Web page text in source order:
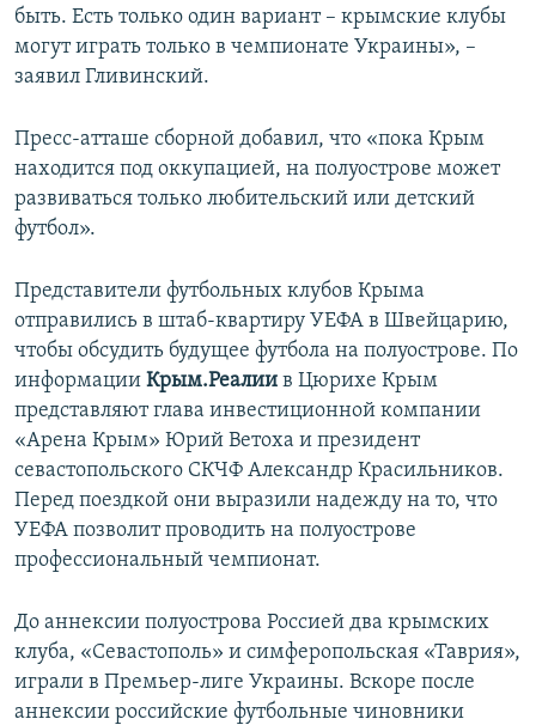
быть. Есть только один вариант – крымские клубы
могут играть только в чемпионате Украины», –
заявил Гливинский.
Пресс-атташе сборной добавил, что «пока Крым
находится под оккупацией, на полуострове может
развиваться только любительский или детский
футбол».
Представители футбольных клубов Крыма
отправились в штаб-квартиру УЕФА в Швейцарию,
чтобы обсудить будущее футбола на полуострове. По
информации Крым.Реалии в Цюрихе Крым
представляют глава инвестиционной компании
«Арена Крым» Юрий Ветоха и президент
севастопольского СКЧФ Александр Красильников.
Перед поездкой они выразили надежду на то, что
УЕФА позволит проводить на полуострове
профессиональный чемпионат.
До аннексии полуострова Россией два крымских
клуба, «Севастополь» и симферопольская «Таврия»,
играли в Премьер-лиге Украины. Вскоре после
аннексии российские футбольные чиновники